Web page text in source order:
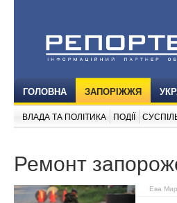
ГОЛОВНА ЗАПОРІЖЖЯ
ВЛАДА ТА ПОЛІТИКА ПОДІЇ
Ремонт
Ева